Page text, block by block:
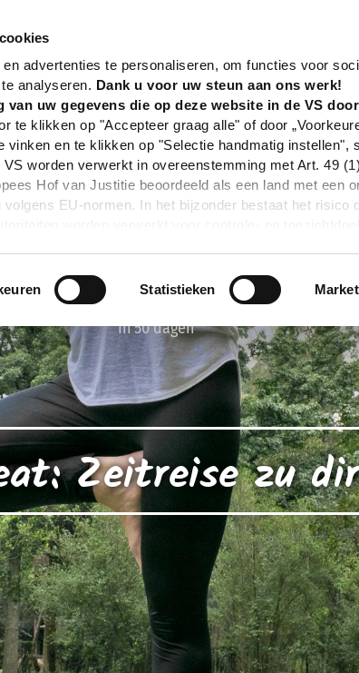
advertenties te personaliseren, om functies voor
analyseren. Dank u voor uw steun aan ons werk!
uw gegevens die op deze website in de VS
te klikken op "Accepteer graag alle" of door
vinken en te klikken op "Selectie handmatig instellen",
worden verwerkt in overeenstemming met Art. 49
Hof van Justitie beoordeeld als een land met een
EU-normen. In het bijzonder bestaat het risico
informatie, zie onze privacyverklaring.
informatie:
|Impressum
Statistieken
In 50 dagen
Zeitreise zu